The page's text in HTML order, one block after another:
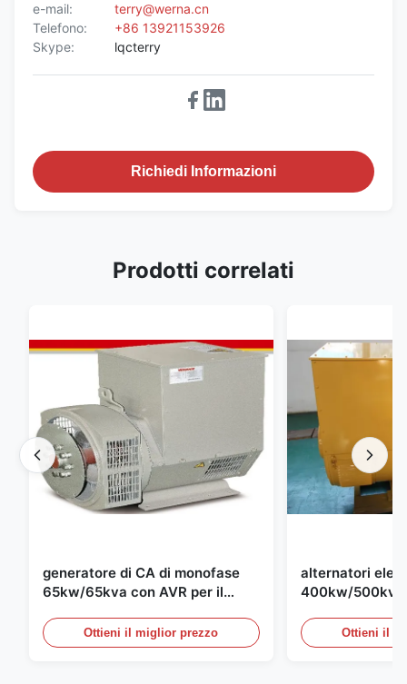
e-mail:
terry@werna.cn
Telefono:
+86 13921153926
Skype:
lqcterry
Richiedi Informazioni
Prodotti correlati
generatore di CA di monofase
65kw/65kva con AVR per il
Ottieni il miglior prezzo
alternatori
400kw/500kva
CumminsOttieni il